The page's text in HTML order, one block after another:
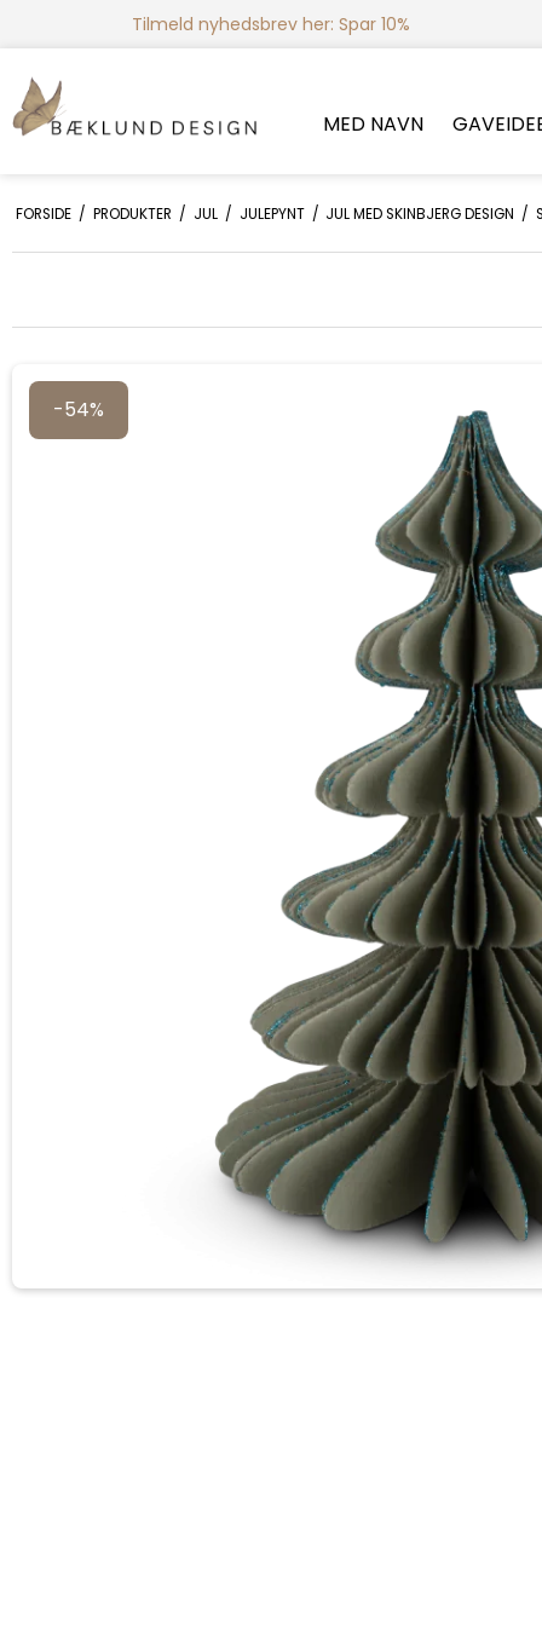
Tilmeld nyhedsbrev her: Spar 10%
MED NAVN
FORSIDE / PRODUKTER / JUL / JULEPYNT / JUL MED SKINBJERG DESIGN /
-54%